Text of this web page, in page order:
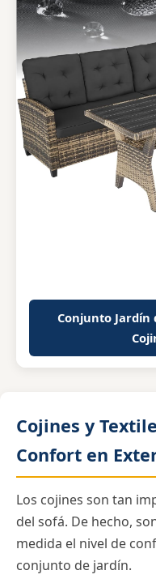
Conjunto Jardín
Cojines y
Confort en
Los cojines son tan
del sofá. De hecho,
medida el nivel de
conjunto de jardín.